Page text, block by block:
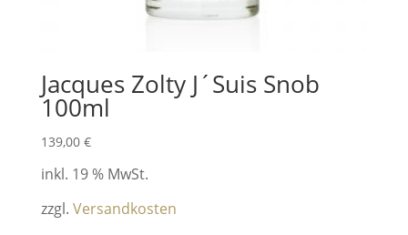
Jacques Zolty J´Suis Snob
100ml
139,00 €
inkl. 19 % MwSt.
zzgl. Versandkosten